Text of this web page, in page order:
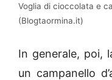
Voglia di cioccolata e
(Blogtaormina.it)
In generale, poi,
un campanello